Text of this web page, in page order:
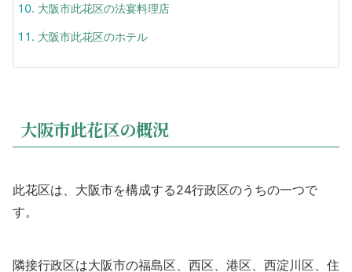
大阪市此花区の法宴料理店
大阪市此花区のホテル
大阪市此花区の概況
此花区は、大阪市を構成する24行政区のうちの一つで
す。
隣接行政区は大阪市の福島区、西区、港区、西淀川区、住